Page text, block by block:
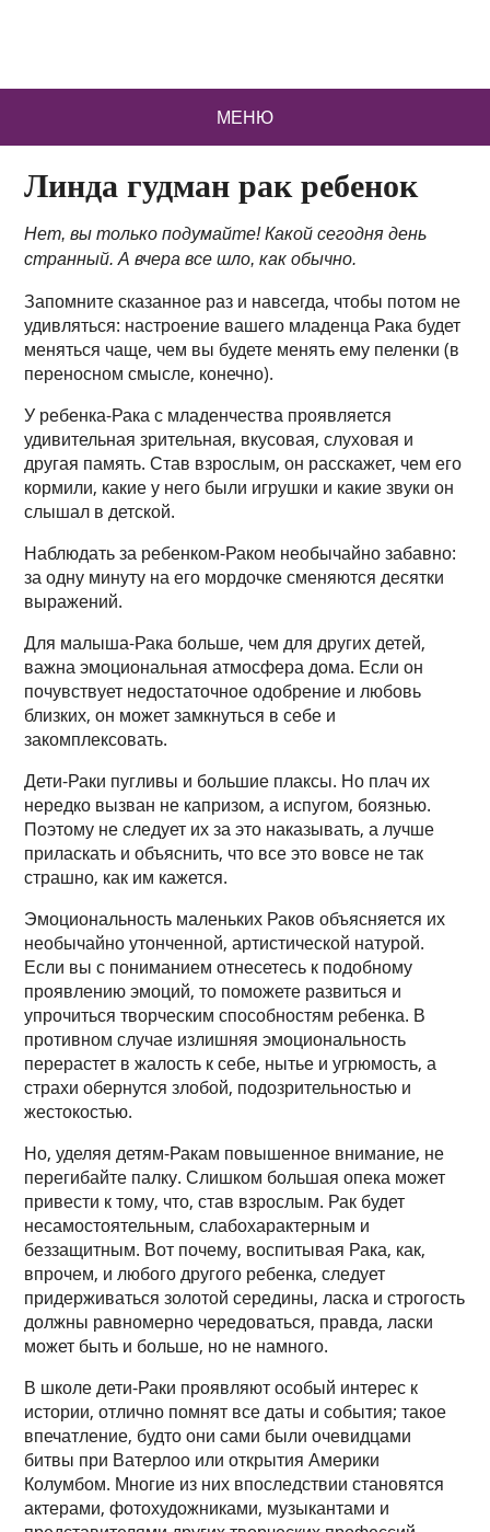
МЕНЮ
Линда гудман рак ребенок
Нет, вы только подумайте! Какой сегодня день
странный. А вчера все шло, как обычно.
Запомните сказанное раз и навсегда, чтобы потом не
удивляться: настроение вашего младенца Рака будет
меняться чаще, чем вы будете менять ему пеленки (в
переносном смысле, конечно).
У ребенка-Рака с младенчества проявляется
удивительная зрительная, вкусовая, слуховая и
другая память. Став взрослым, он расскажет, чем его
кормили, какие у него были игрушки и какие звуки он
слышал в детской.
Наблюдать за ребенком-Раком необычайно забавно:
за одну минуту на его мордочке сменяются десятки
выражений.
Для малыша-Рака больше, чем для других детей,
важна эмоциональная атмосфера дома. Если он
почувствует недостаточное одобрение и любовь
близких, он может замкнуться в себе и
закомплексовать.
Дети-Раки пугливы и большие плаксы. Но плач их
нередко вызван не капризом, а испугом, боязнью.
Поэтому не следует их за это наказывать, а лучше
приласкать и объяснить, что все это вовсе не так
страшно, как им кажется.
Эмоциональность маленьких Раков объясняется их
необычайно утонченной, артистической натурой.
Если вы с пониманием отнесетесь к подобному
проявлению эмоций, то поможете развиться и
упрочиться творческим способностям ребенка. В
противном случае излишняя эмоциональность
перерастет в жалость к себе, нытье и угрюмость, а
страхи обернутся злобой, подозрительностью и
жестокостью.
Но, уделяя детям-Ракам повышенное внимание, не
перегибайте палку. Слишком большая опека может
привести к тому, что, став взрослым. Рак будет
несамостоятельным, слабохарактерным и
беззащитным. Вот почему, воспитывая Рака, как,
впрочем, и любого другого ребенка, следует
придерживаться золотой середины, ласка и строгость
должны равномерно чередоваться, правда, ласки
может быть и больше, но не намного.
В школе дети-Раки проявляют особый интерес к
истории, отлично помнят все даты и события; такое
впечатление, будто они сами были очевидцами
битвы при Ватерлоо или открытия Америки
Колумбом. Многие из них впоследствии становятся
актерами, фотохудожниками, музыкантами и